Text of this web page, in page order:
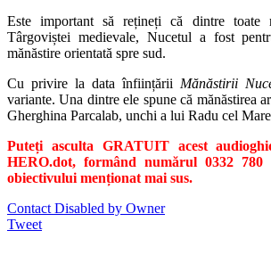
Este important să rețineți că dintre toate
Târgoviștei medievale, Nucetul a fost
mănăstire orientată spre sud.
Cu privire la data înființării Mănăstirii
variante. Una dintre ele spune că mănăstirea
Gherghina Parcalab, unchi a lui Radu cel
Puteți asculta GRATUIT acest
HERO.dot, formând numărul 0332
obiectivului menționat mai sus.
Contact Disabled by Owner
Tweet